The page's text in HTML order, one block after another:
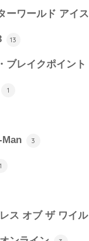
ーワールド アイ
13
ブレイクポイント
1
3
1
ス オブ ザ ワイ